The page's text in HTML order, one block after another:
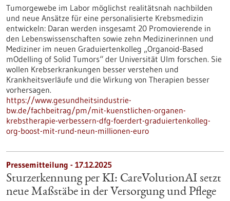
Tumorgewebe im Labor möglichst realitätsnah nachbilden
und neue Ansätze für eine personalisierte Krebsmedizin
entwickeln: Daran werden insgesamt 20 Promovierende in
den Lebenswissenschaften sowie zehn Medizinerinnen und
Mediziner im neuen Graduiertenkolleg „Organoid-Based
mOdelling of Solid Tumors“ der Universität Ulm forschen. Sie
wollen Krebserkrankungen besser verstehen und
Krankheitsverläufe und die Wirkung von Therapien besser
vorhersagen.
https://www.gesundheitsindustrie-
bw.de/fachbeitrag/pm/mit-kuenstlichen-organen-
krebstherapie-verbessern-dfg-foerdert-graduiertenkolleg-
org-boost-mit-rund-neun-millionen-euro
Pressemitteilung - 17.12.2025
Sturzerkennung per KI: CareVolutionAI setzt
neue Maßstäbe in der Versorgung und Pflege